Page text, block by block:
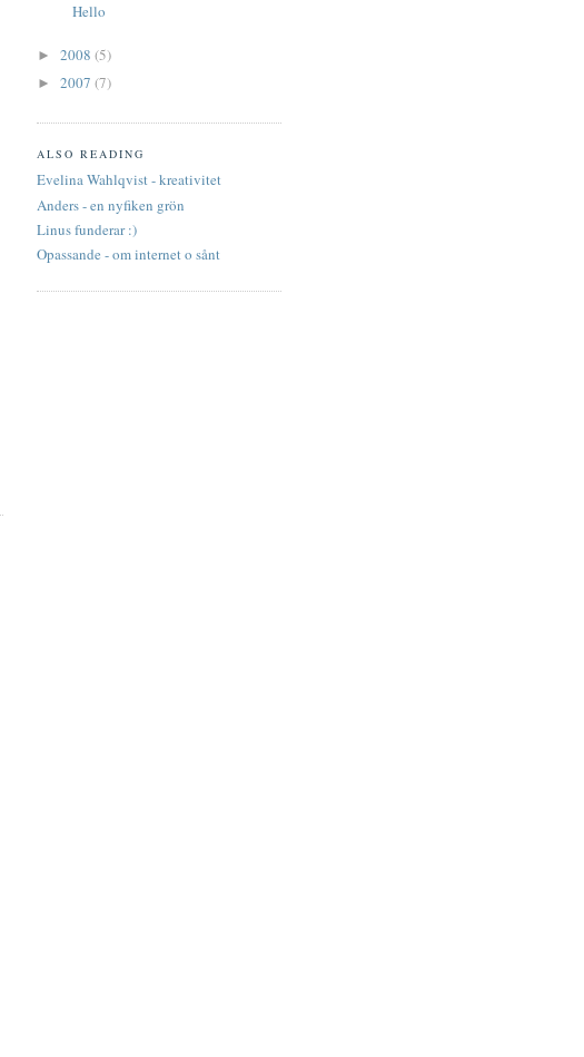
Hello
► 2008 (5)
► 2007 (7)
ALSO READING
Evelina Wahlqvist - kreativitet
Anders - en nyfiken grön
Linus funderar :)
Opassande - om internet o sånt